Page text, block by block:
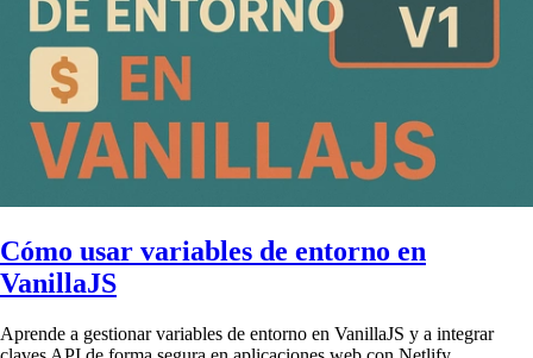
Cómo usar variables de entorno en
VanillaJS
Aprende a gestionar variables de entorno en VanillaJS y a integrar